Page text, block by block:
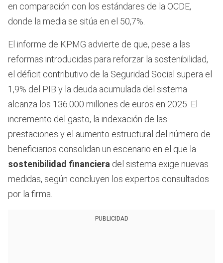
en comparación con los estándares de la OCDE,
donde la media se sitúa en el 50,7%.
El informe de KPMG advierte de que, pese a las
reformas introducidas para reforzar la sostenibilidad,
el déficit contributivo de la Seguridad Social supera el
1,9% del PIB y la deuda acumulada del sistema
alcanza los 136.000 millones de euros en 2025. El
incremento del gasto, la indexación de las
prestaciones y el aumento estructural del número de
beneficiarios consolidan un escenario en el que la
sostenibilidad financiera del sistema exige nuevas
medidas, según concluyen los expertos consultados
por la firma.
PUBLICIDAD